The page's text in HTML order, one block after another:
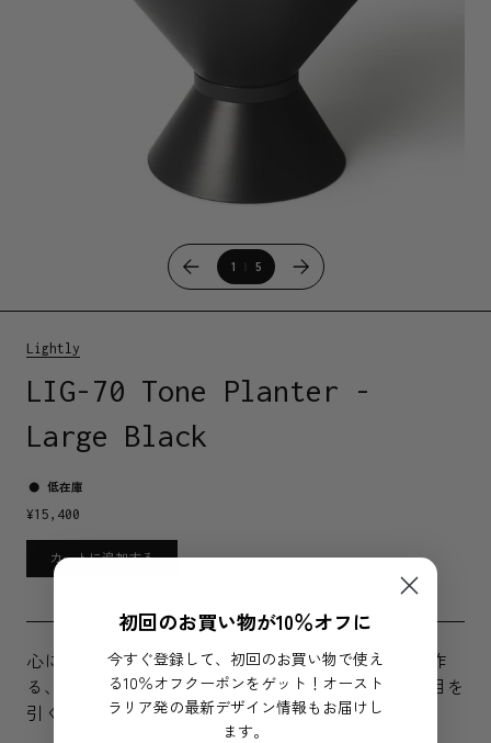
1 5
Lightly
LIG-70 Tone Planter -
Large Black
低在庫
¥15,400
カートに追加する
心に訴えかけてくるデザインは質の高い生活や和を作
る、と言う信念のもと、普段使いのできるちょっと目を
引く製品を作る。
初回のお買い物が10％オフに
今すぐ登録して、初回のお買い物で使え
る10％オフクーポンをゲット！オースト
ラリア発の最新デザイン情報もお届けし
ます。